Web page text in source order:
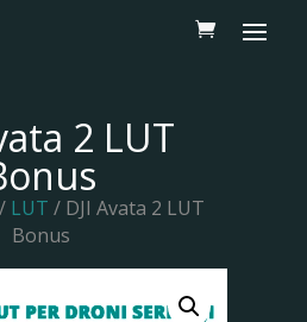
2 LUT
/ LUT / DJI Avata 2 LUT
Bonus